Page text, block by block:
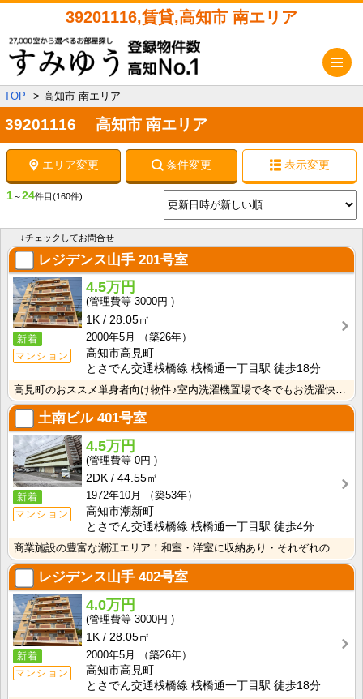
39201116,賃貸,高知市 南エリア
TOP 高知市 南エリア
39201116 高知市 南エリア
エリア変更 条件変更 表示変更
1～24件目 (160件)
↓チェックしてお問合せ
レジデンス山手 201号室
新着
マンション
4.5万円
3000円
1K
28.05㎡
2000年5月
（築26年）
高知市高見町
とさでん交通桟橋線 桟橋通一丁目駅 徒歩18分
高見町のおススメ単身者向け物件♪室内洗濯機置場で冬でもお洗濯快適♪バス・トイレ別なので、ゆったり湯船･･･
土南ビル401号室
新着
マンション
4.5万円
0円
2DK
44.55㎡
1972年10月
（築53年）
高知市潮新町
とさでん交通桟橋線 桟橋通一丁目駅 徒歩4分
商業施設の豊富な潮江エリア！和室・洋室に収納あり・それぞれのお部屋ですっきり収納できますね！ キッチ･･･
レジデンス山手 402号室
新着
マンション
4.0万円
3000円
1K
28.05㎡
2000年5月
（築26年）
高知市高見町
とさでん交通桟橋線 桟橋通一丁目駅 徒歩18分